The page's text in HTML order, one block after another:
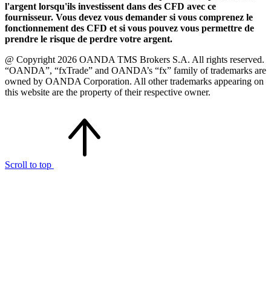
l'argent lorsqu'ils investissent dans des CFD avec ce
fournisseur. Vous devez vous demander si vous comprenez le
fonctionnement des CFD et si vous pouvez vous permettre de
prendre le risque de perdre votre argent.
@ Copyright 2026 OANDA TMS Brokers S.A. All rights reserved.
“OANDA”, “fxTrade” and OANDA’s “fx” family of trademarks are
owned by OANDA Corporation. All other trademarks appearing on
this website are the property of their respective owner.
Scroll to top